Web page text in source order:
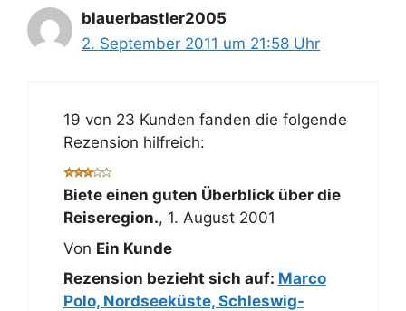
blauerbastler2005
2. September 2011 um 21:58 Uhr
19 von 23 Kunden fanden die folgende
Rezension hilfreich:
Biete einen guten Überblick über die
Reiseregion., 1. August 2001
Von Ein Kunde
Rezension bezieht sich auf: Marco
Polo, Nordseeküste, Schleswig-